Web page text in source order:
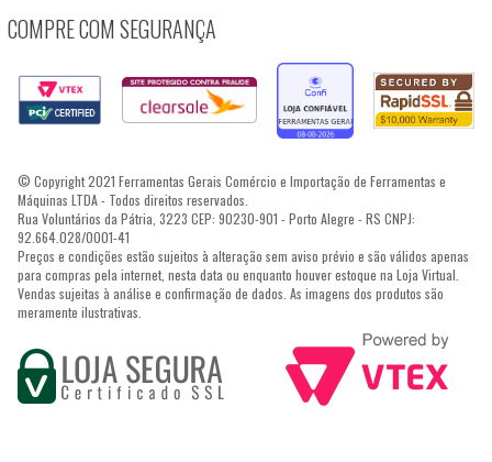
COMPRE COM SEGURANÇA
© Copyright 2021 Ferramentas Gerais Comércio e Importação de Ferramentas e
Máquinas LTDA - Todos direitos reservados.
Rua Voluntários da Pátria, 3223 CEP: 90230-901 - Porto Alegre - RS CNPJ:
92.664.028/0001-41
Preços e condições estão sujeitos à alteração sem aviso prévio e são válidos apenas
para compras pela internet, nesta data ou enquanto houver estoque na Loja Virtual.
Vendas sujeitas à análise e confirmação de dados. As imagens dos produtos são
meramente ilustrativas.